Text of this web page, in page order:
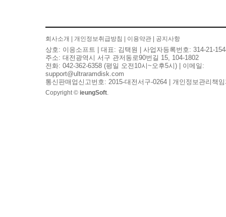
회사소개 개인정보취급방침 이용약관 공지사항
상호: 이응소프트 | 대표: 김택원 | 사업자등록번호: 314-21-
주소: 대전광역시 서구 관저동로90번길 15, 104-1802
전화: 042-362-6358 (평일 오전10시~오후5시) | 이메일:
support@ultraramdisk.com
통신판매업신고번호: 2015-대전서구-0264 | 개인정보관리책
Copyright © ieungSoft.